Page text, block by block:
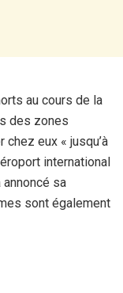
au cours de la
des zones
eux « jusqu’à
international
sa
sont également